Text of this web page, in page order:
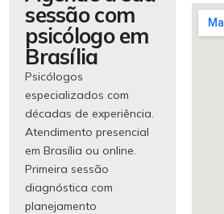
sessão com
psicólogo em
Brasília
Psicólogos
especializados com
décadas de experiência.
Atendimento presencial
em Brasília ou online.
Primeira sessão
diagnóstica com
planejamento